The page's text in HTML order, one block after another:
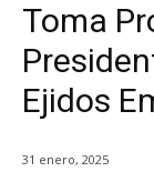
Toma
Ejidos
31 enero, 2025